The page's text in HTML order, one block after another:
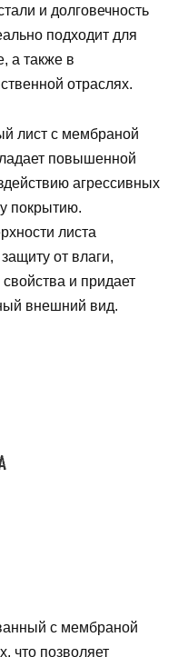
и долговечность
подходит для
а также в
отраслях.
лист с мембраной
повышенной
агрессивных
покрытию.
листа
от влаги,
и придает
внешний вид.
с мембраной
что позволяет